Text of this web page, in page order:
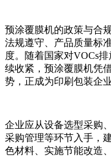
预涂覆膜机的政策与合
法规遵守、产品质量标
度。随着国家对VOCs
续收紧，预涂覆膜机凭
势，正成为印刷包装企
企业应从设备选型采购
采购管理等环节入手，
色材料、实施节能改造